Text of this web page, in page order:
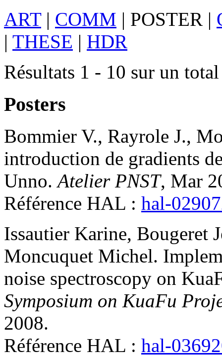
ART| COMM | POSTER |
| THESE | HDR
Résultats 1 - 10 sur un
Posters
Bommier V., Rayrole J.,
introduction de gradients
Unno.Atelier PNST, Mar
Référence HAL : hal-
Issautier Karine, Bougeret
Moncuquet Michel.
noise spectroscopy on
Symposium on KuaFu
2008.
Référence HAL : hal-